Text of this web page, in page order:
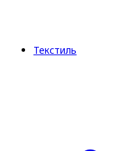
Текстиль